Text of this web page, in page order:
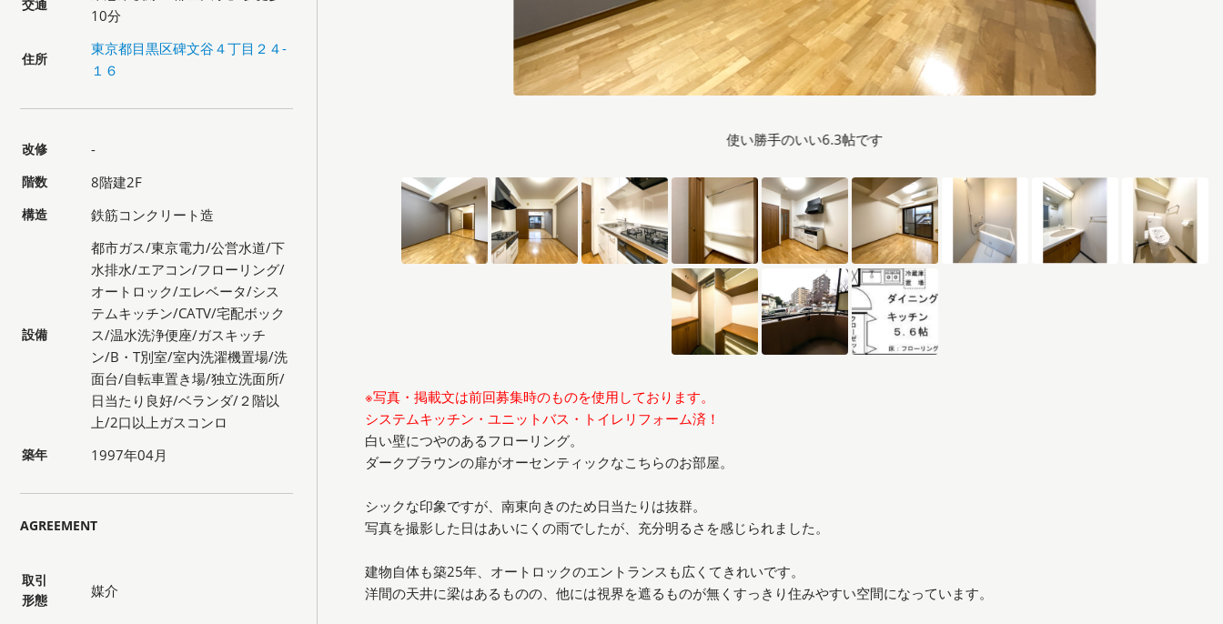
交通
10分
住所
東京都目黒区碑文谷４丁目２４-
１６
改修 -
階数 8階建2F
構造 鉄筋コンクリート造
設備
都市ガス/東京電力/公営水道/下
水排水/エアコン/フローリング/
オートロック/エレベータ/シス
テムキッチン/CATV/宅配ボック
ス/温水洗浄便座/ガスキッチ
ン/B・T別室/室内洗濯機置場/洗
面台/自転車置き場/独立洗面所/
日当たり良好/ベランダ/２階以
上/2口以上ガスコンロ
築年 1997年04月
AGREEMENT
取引
形態
媒介
使い勝手のいい6.3帖です
※写真・掲載文は前回募集時のものを使用しております。
システムキッチン・ユニットバス・トイレリフォーム済！
白い壁につやのあるフローリング。
ダークブラウンの扉がオーセンティックなこちらのお部屋。
シックな印象ですが、南東向きのため日当たりは抜群。
写真を撮影した日はあいにくの雨でしたが、充分明るさを感じられました。
建物自体も築25年、オートロックのエントランスも広くてきれいです。
洋間の天井に梁はあるものの、他には視界を遮るものが無くすっきり住みやすい空間になっています。